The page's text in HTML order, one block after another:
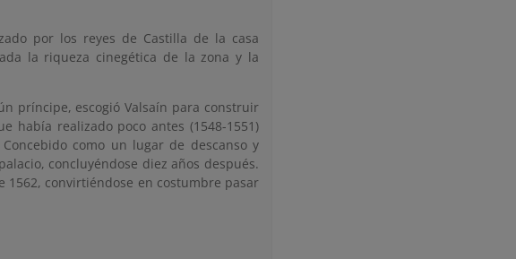
por los reyes de Castilla de la casa
la riqueza cinegética de la zona y la
príncipe, escogió Valsaín para construir
había realizado poco antes (1548-1551)
como un lugar de descanso y
concluyéndose diez años después.
1562, convirtiéndose en costumbre pasar